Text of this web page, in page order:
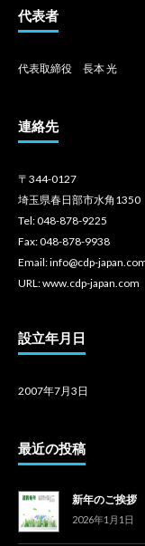
代表者
代表取締役 長本 光
連絡先
〒344-0127
埼玉県春日部市水角1350
Tel: 048-878-9225
Fax: 048-878-9938
Email: info@cdp-
URL: www.cdp-japan.com
設立年月日
2007年7月3日
最近の投稿
新年のご挨拶
2026年1月1日